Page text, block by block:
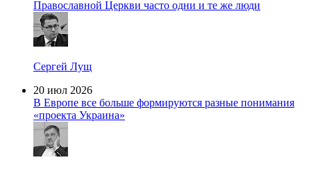
Православной Церкви часто одни и те же люди
Сергей Лущ
20 июл 2026
В Европе все больше формируются разные понимания
«проекта Украина»